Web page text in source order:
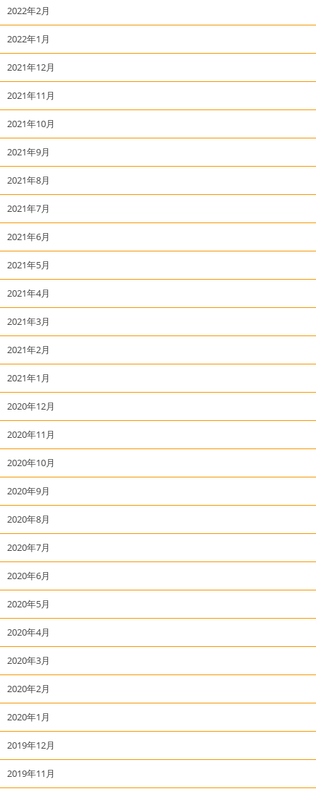
2022年2月
2022年1月
2021年12月
2021年11月
2021年10月
2021年9月
2021年8月
2021年7月
2021年6月
2021年5月
2021年4月
2021年3月
2021年2月
2021年1月
2020年12月
2020年11月
2020年10月
2020年9月
2020年8月
2020年7月
2020年6月
2020年5月
2020年4月
2020年3月
2020年2月
2020年1月
2019年12月
2019年11月